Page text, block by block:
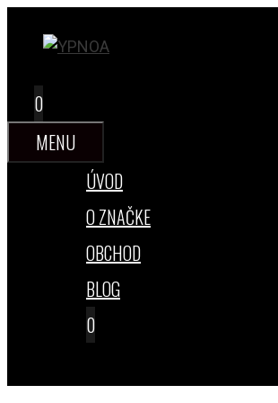
0
MENU
ÚVOD
O ZNAČKE
OBCHOD
BLOG
0